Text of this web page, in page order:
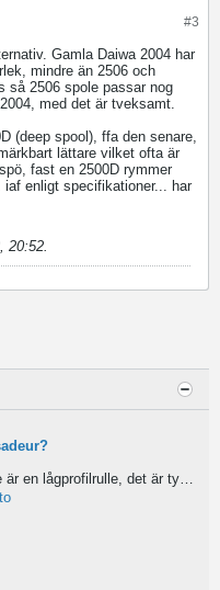
#3
Gamla Daiwa 2004 har
mindre än 2506 och
så 2506 spole passar nog
med det är tveksamt.
(deep spool), ffa den senare,
lättare vilket ofta är
fast en 2500D rymmer
enligt specifikationer... har
20:52.
Alla vet ju att Ambassadeur inte är en lågprofilrulle, det är tydligt. Men hur hög profil har de egentligen?...